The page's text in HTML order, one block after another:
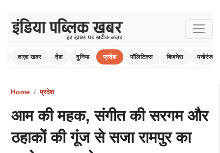
ताज़ा खबर देश दुनिया प्रदेश पॉलिटिक्स बिजनेस मनोरंजन
Home प्रदेश
आम की महक, संगीत की सरगम और
ठहाकों की गूंज से सजा रामपुर का